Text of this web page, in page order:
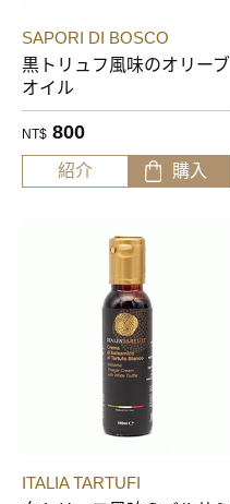
SAPORI DI BOSCO
黒トリュフ風味のオリーブ
オイル
NT$ 800
紹介 購入
ITALIA TARTUFI